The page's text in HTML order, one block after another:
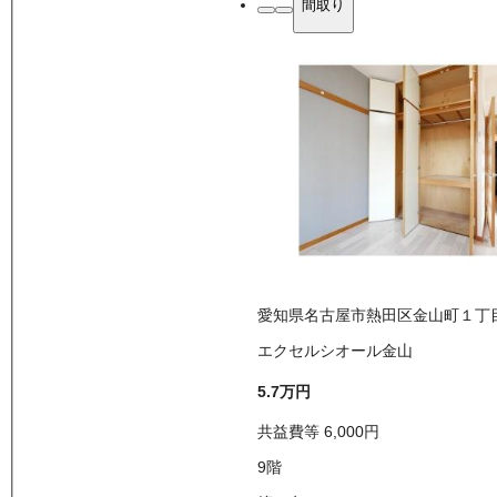
間取り
愛知県名古屋市熱田区金山町１丁
エクセルシオール金山
5.7万円
共益費等 6,000円
9階